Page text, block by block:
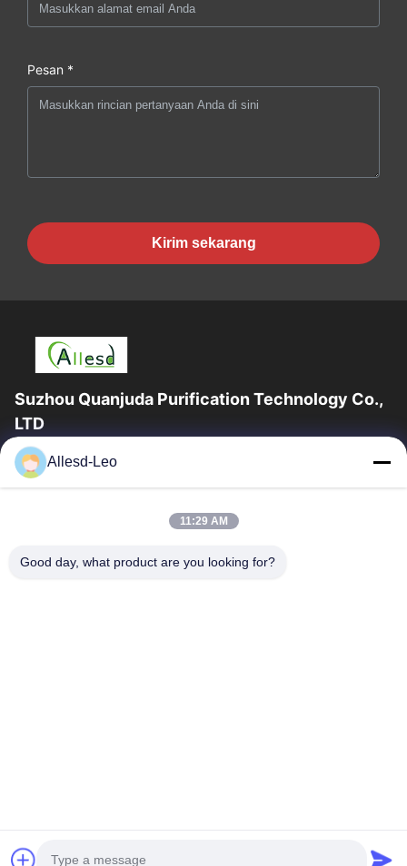
Pesan *
Kirim sekarang
Suzhou Quanjuda Purification Technology Co.,
LTD
Pengalaman 16 tahun, Sebagai produsen dan pengekspor
produk ESD & Cleanroom terkemuka, kami menawarkan jajaran
Rumah
Produk
Allesd-Leo
11:29 AM
Good day, what product are you looking for?